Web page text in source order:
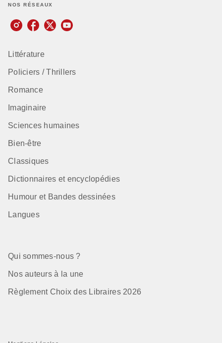
NOS RÉSEAUX
Littérature
Policiers / Thrillers
Romance
Imaginaire
Sciences humaines
Bien-être
Classiques
Dictionnaires et encyclopédies
Humour et Bandes dessinées
Langues
Qui sommes-nous ?
Nos auteurs à la une
Règlement Choix des Libraires 2026